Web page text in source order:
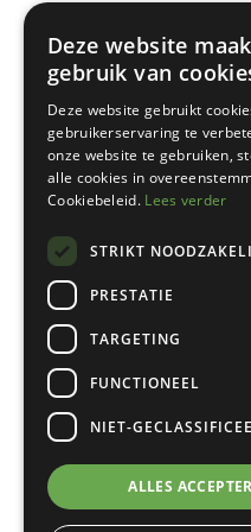
Deze website
gebruik van
Deze website gebruikt
gebruikerservaring te
onze website te gebruiken,
alle cookies in
Cookiebeleid. Lees verder
STRIKT
PRESTATIE
TARGETING
FUNCTIONEEL
NIET-
ALLES